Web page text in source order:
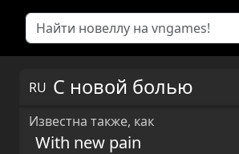
RU С новой болью
Известна также, как
With new pain